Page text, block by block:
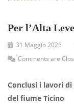
Per l’Alta
31 Maggio 2026
Comments are
Conclusi i lavori
del fiume Ticino